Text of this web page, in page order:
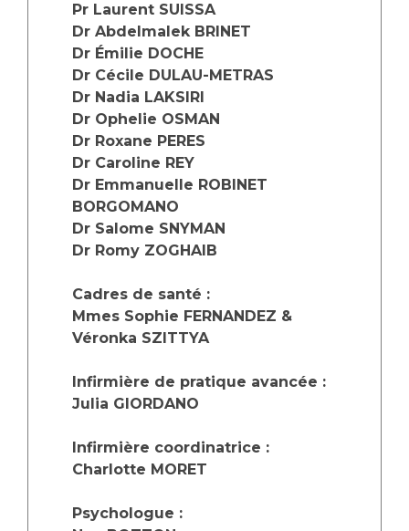
Culture à l'hôpital
Laïcité et cultes
Les associations
Livret d'accueil
Salon des familles
Transports sanitaires
Vos droits, vos devoirs
Handicap
Handi 13
Pôle Médecine Physique et Réadaptation
Accueil sourds et malentendants
Charte Romain Jacob
Mouvement Parcours Handicap 13
Activité physique
Chercheurs
La recherche clinique à l'AP-HM
Les structures de recherche
Écoles et Instituts de Formation
Professionnels de santé
Adresser un patient
Réseaux de soins
Médicale
Radiologie / Imagerie
Cancérologie
Pr Laurent SUISSA
Dr Abdelmalek BRINET
Dr Émilie DOCHE
Dr Cécile DULAU-METRAS
Dr Nadia LAKSIRI
Dr Ophelie OSMAN
Dr Roxane PERES
Dr Caroline REY
Dr Emmanuelle ROBINET
BORGOMANO
Dr Salome SNYMAN
Dr Romy ZOGHAIB
Cadres de santé :
Mmes Sophie FERNANDEZ &
Véronka SZITTYA
Infirmière de pratique avancée :
Julia GIORDANO
Infirmière coordinatrice :
Charlotte MORET
Psychologue :